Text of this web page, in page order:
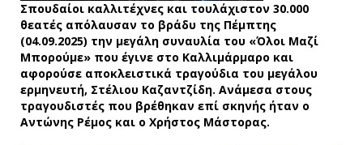
Σπουδαίοι καλλιτέχνες και τουλάχιστον 30.000
θεατές απόλαυσαν το βράδυ της Πέμπτης
(04.09.2025) την μεγάλη συναυλία του «Όλοι Μαζί
Μπορούμε» που έγινε στο Καλλιμάρμαρο και
αφορούσε αποκλειστικά τραγούδια του μεγάλου
ερμηνευτή, Στέλιου Καζαντζίδη. Ανάμεσα στους
τραγουδιστές που βρέθηκαν επί σκηνής ήταν ο
Αντώνης Ρέμος και ο Χρήστος Μάστορας.